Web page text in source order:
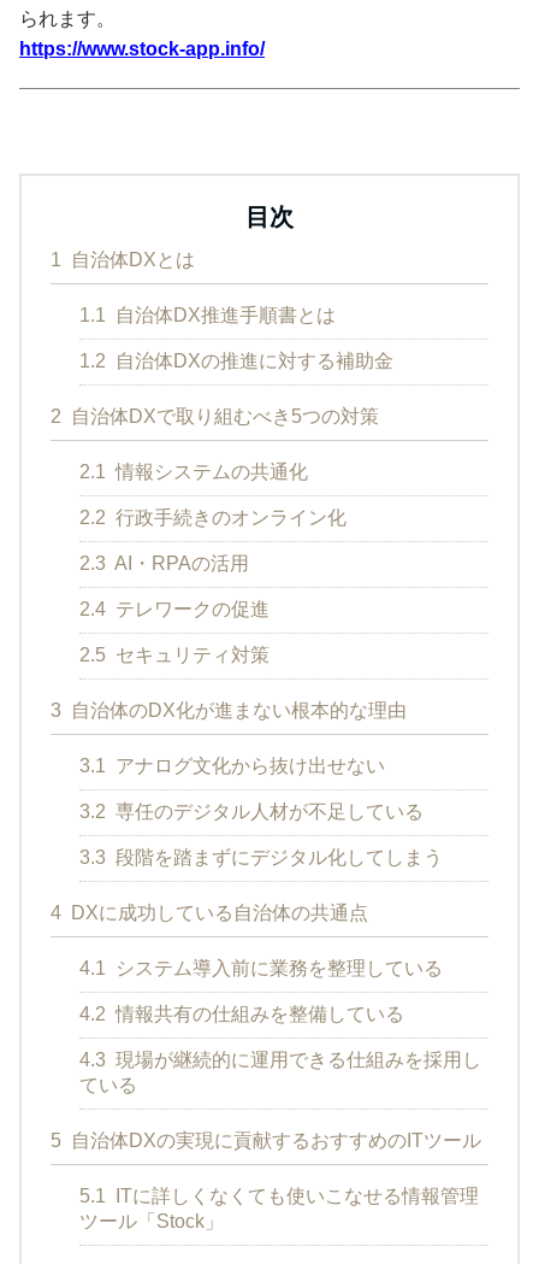
られます。
https://www.stock-app.info/
目次
1 自治体DXとは
1.1 自治体DX推進手順書とは
1.2 自治体DXの推進に対する補助金
2 自治体DXで取り組むべき5つの対策
2.1 情報システムの共通化
2.2 行政手続きのオンライン化
2.3 AI・RPAの活用
2.4 テレワークの促進
2.5 セキュリティ対策
3 自治体のDX化が進まない根本的な理由
3.1 アナログ文化から抜け出せない
3.2 専任のデジタル人材が不足している
3.3 段階を踏まずにデジタル化してしまう
4 DXに成功している自治体の共通点
4.1 システム導入前に業務を整理している
4.2 情報共有の仕組みを整備している
4.3 現場が継続的に運用できる仕組みを採用し
ている
5 自治体DXの実現に貢献するおすすめのITツール
5.1
ITに詳しくなくても使いこなせる情報管理
ツール「Stock」